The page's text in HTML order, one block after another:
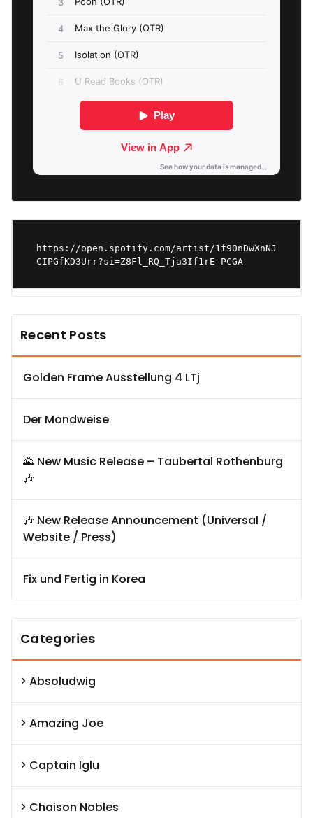
https://open.spotify.com/artist/1f90nDwXnNJ
CIPGfKD3Urr?si=Z8Fl_RQ_Tja3If1rE-PCGA
Recent Posts
Golden Frame Ausstellung 4 LTj
Der Mondweise
🌄 New Music Release – Taubertal Rothenburg
🎶
🎶 New Release Announcement (Universal /
Website / Press)
Fix und Fertig in Korea
Categories
Absoludwig
Amazing Joe
Captain Iglu
Chaison Nobles